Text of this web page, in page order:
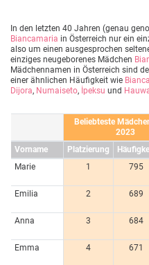
In den letzten 40 Jahren (genau
Biancamaria in Österreich nur ein
also um einen ausgesprochen
einziges neugeborenes Mädchen
Mädchennamen in Österreich sind
einer ähnlichen Häufigkeit wie
Dijora, Numaiseto, İpeksu und
Beliebteste
2023
Vorname
Platzierung
Marie
1 795
Emilia
2 689
Anna
3 684
Emma
4 671